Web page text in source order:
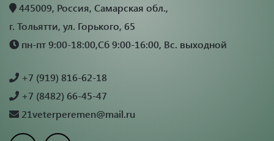
445009, Россия, Самарская обл.,
г. Тольятти, ул. Горького, 65
пн-пт 9:00-18:00,Сб 9:00-16:00, Вс. выходной
+7 (919) 816-62-18
+7 (8482) 66-45-47
21veterperemen@mail.ru